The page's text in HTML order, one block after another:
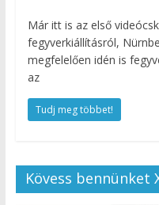
Már itt is az első
fegyverkiállításról,
megfelelően idén is
az
Tudj meg többet!
Kövess bennünket